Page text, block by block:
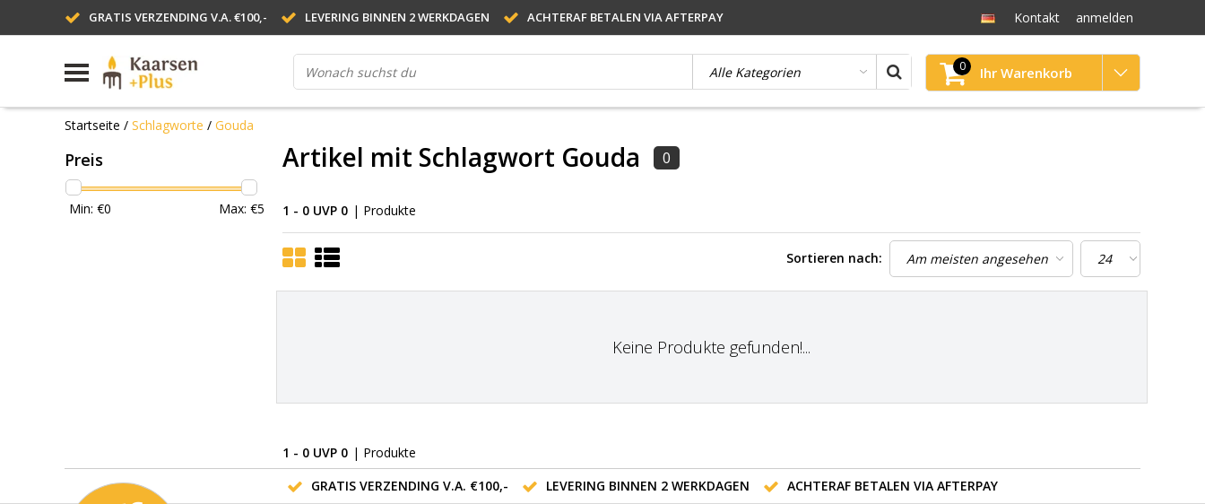
GRATIS VERZENDING V.A. €100,- LEVERING BINNEN 2 WERKDAGEN ACHTERAF BETALEN VIA AFTERPAY Kontakt anmelden
0 Ihr Warenkorb
Startseite / Schlagworte / Gouda
Preis
Min: €0 Max: €5
Artikel mit Schlagwort Gouda 0
1 - 0 UVP 0 | Produkte
Sortieren nach:
Keine Produkte gefunden!...
1 - 0 UVP 0 | Produkte
GRATIS VERZENDING V.A. €100,-
LEVERING BINNEN 2 WERKDAGEN ACHTERAF BETALEN VIA AFTERPAY